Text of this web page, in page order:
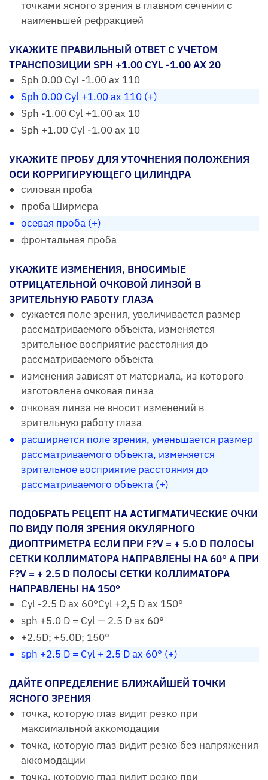
точками ясного зрения в главном сечении с
наименьшей рефракцией
УКАЖИТЕ ПРАВИЛЬНЫЙ ОТВЕТ С УЧЕТОМ
ТРАНСПОЗИЦИИ SPH +1.00 CYL -1.00 AX 20
Sph 0.00 Cyl -1.00 ax 110
Sph 0.00 Cyl +1.00 ax 110 (+)
Sph -1.00 Cyl +1.00 ax 10
Sph +1.00 Cyl -1.00 ax 10
УКАЖИТЕ ПРОБУ ДЛЯ УТОЧНЕНИЯ ПОЛОЖЕНИЯ
ОСИ КОРРИГИРУЮЩЕГО ЦИЛИНДРА
силовая проба
проба Ширмера
осевая проба (+)
фронтальная проба
УКАЖИТЕ ИЗМЕНЕНИЯ, ВНОСИМЫЕ
ОТРИЦАТЕЛЬНОЙ ОЧКОВОЙ ЛИНЗОЙ В
ЗРИТЕЛЬНУЮ РАБОТУ ГЛАЗА
сужается поле зрения, увеличивается размер
рассматриваемого объекта, изменяется
зрительное восприятие расстояния до
рассматриваемого объекта
изменения зависят от материала, из которого
изготовлена очковая линза
очковая линза не вносит изменений в
зрительную работу глаза
расширяется поле зрения, уменьшается размер
рассматриваемого объекта, изменяется
зрительное восприятие расстояния до
рассматриваемого объекта (+)
ПОДОБРАТЬ РЕЦЕПТ НА АСТИГМАТИЧЕСКИЕ ОЧКИ
ПО ВИДУ ПОЛЯ ЗРЕНИЯ ОКУЛЯРНОГО
ДИОПТРИМЕТРА ЕСЛИ ПРИ F?V = + 5.0 D ПОЛОСЫ
СЕТКИ КОЛЛИМАТОРА НАПРАВЛЕНЫ НА 60° А ПРИ
F?V = + 2.5 D ПОЛОСЫ СЕТКИ КОЛЛИМАТОРА
НАПРАВЛЕНЫ НА 150°
Cyl -2.5 D ax 60°Cyl +2,5 D ax 150°
sph +5.0 D = Cyl — 2.5 D ax 60°
+2.5D; +5.0D; 150°
sph +2.5 D = Cyl + 2.5 D ax 60° (+)
ДАЙТЕ ОПРЕДЕЛЕНИЕ БЛИЖАЙШЕЙ ТОЧКИ
ЯСНОГО ЗРЕНИЯ
точка, которую глаз видит резко при
максимальной аккомодации
точка, которую глаз видит резко без напряжения
аккомодации
точка, которую глаз видит резко при